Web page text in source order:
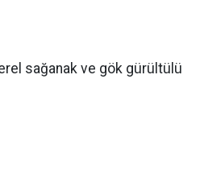
sağanak ve gök gürültülü